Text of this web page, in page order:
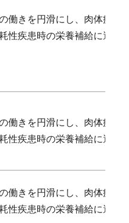
働きを円滑にし、肉体疲労
性疾患時の栄養補給に適し
働きを円滑にし、肉体疲労
性疾患時の栄養補給に適し
働きを円滑にし、肉体疲労
性疾患時の栄養補給に適し